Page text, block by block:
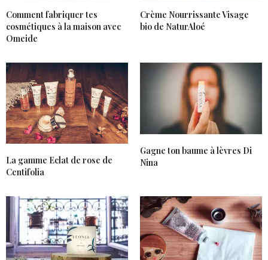
Comment fabriquer tes
cosmétiques à la maison avec
Omeide
Crème Nourrissante Visage
bio de NaturAloé
La gamme Eclat de rose de
Centifolia
Gagne ton baume à lèvres Di
Nina